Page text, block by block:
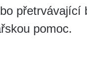
přetrvávající
pomoc.